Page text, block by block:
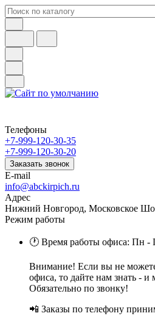
Телефоны
+7-999-120-30-35
+7-999-120-30-20
Заказать звонок
E-mail
info@abckirpich.ru
Адрес
Нижний Новгород, Московское
Режим работы
🕐 Время работы офиса: Пн -
Внимание! Если вы не
офиса, то дайте нам знать - и
Обязательно по звонку!
📲 Заказы по телефону